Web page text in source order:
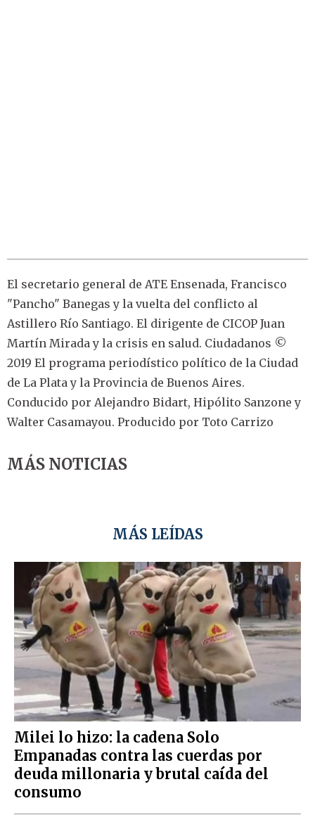
El secretario general de ATE Ensenada, Francisco
"Pancho" Banegas y la vuelta del conflicto al
Astillero Río Santiago. El dirigente de CICOP Juan
Martín Mirada y la crisis en salud. Ciudadanos ©
2019 El programa periodístico político de la Ciudad
de La Plata y la Provincia de Buenos Aires.
Conducido por Alejandro Bidart, Hipólito Sanzone y
Walter Casamayou. Producido por Toto Carrizo
MÁS NOTICIAS
MÁS LEÍDAS
Milei lo hizo: la cadena Solo
Empanadas contra las cuerdas por
deuda millonaria y brutal caída del
consumo